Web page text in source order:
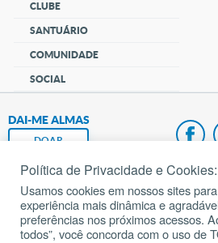
CLUBE
SANTUÁRIO
COMUNIDADE
SOCIAL
DAI-ME ALMAS
DOAR
Fundação João Paulo II
Pedido de Oração
Política de Privacidade e Cookies:
Usamos cookies em nossos sites
experiência mais dinâmica e
preferências nos próximos acessos.
todos”, você concorda com o uso de